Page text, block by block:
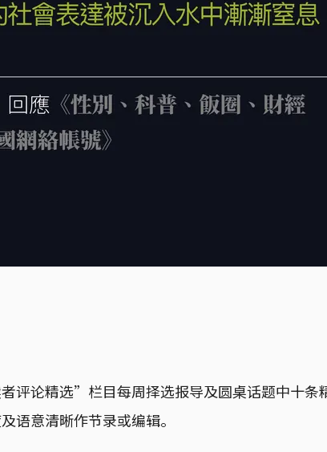
评论精选”栏目每周择选报导及圆桌话题中十条
语意清晰作节录或编辑。